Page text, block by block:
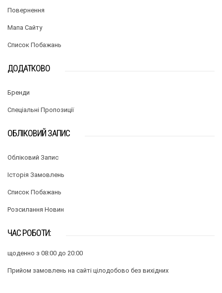
Повернення
Мапа Сайту
Список Побажань
ДОДАТКОВО
Бренди
Спеціальні Пропозиції
ОБЛІКОВИЙ ЗАПИС
Обліковий Запис
Історія Замовлень
Список Побажань
Розсилання Новин
ЧАС РОБОТИ:
щоденно з 08:00 до 20:00
Прийом замовлень на сайті цілодобово без вихідних